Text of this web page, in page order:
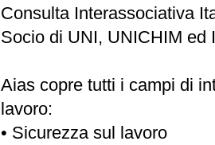
Consulta Interassociativa
Socio di UNI, UNICHIM ed
Aias copre tutti i campi di
lavoro:
• Sicurezza sul lavoro